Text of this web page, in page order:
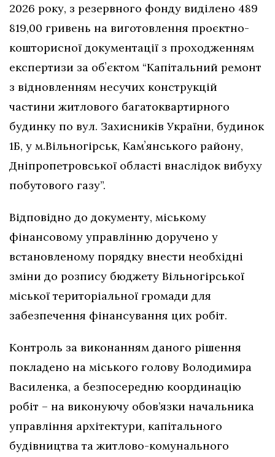
2026 року, з резервного фонду виділено 489
819,00 гривень на виготовлення проєктно-
кошторисної документації з проходженням
експертизи за обʼєктом “Капітальний ремонт
з відновленням несучих конструкцій
частини житлового багатоквартирного
будинку по вул. Захисників України, будинок
1Б, у м.Вільногірськ, Камʼянського району,
Дніпропетровської області внаслідок вибуху
побутового газу”.
Відповідно до документу, міському
фінансовому управлінню доручено у
встановленому порядку внести необхідні
зміни до розпису бюджету Вільногірської
міської територіальної громади для
забезпечення фінансування цих робіт.
Контроль за виконанням даного рішення
покладено на міського голову Володимира
Василенка, а безпосередню координацію
робіт – на виконуючу обов’язки начальника
управління архітектури, капітального
будівництва та житлово-комунального